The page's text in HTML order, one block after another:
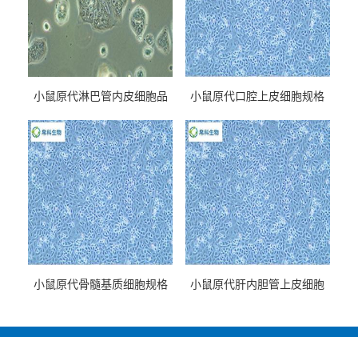
小鼠原代淋巴管内皮细胞品
小鼠原代口腔上皮细胞规格
小鼠原代骨髓基质细胞规格
小鼠原代肝内胆管上皮细胞